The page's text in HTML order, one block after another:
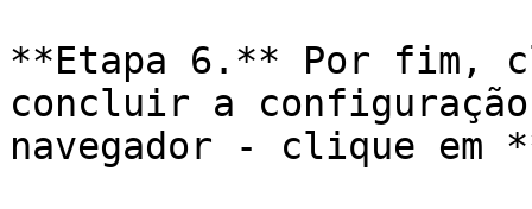
**Etapa 6.** Por fim,
concluir a
navegador - clique em